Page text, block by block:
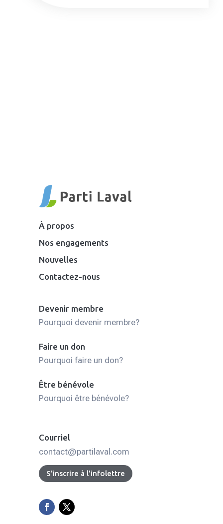
À propos
Nos engagements
Nouvelles
Contactez-nous
Devenir membre
Pourquoi devenir membre?
Faire un don
Pourquoi faire un don?
Être bénévole
Pourquoi être bénévole?
Courriel
contact@partilaval.com
S'inscrire à l'infolettre